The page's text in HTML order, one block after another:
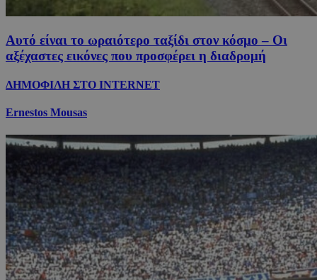
Αυτό είναι το ωραιότερο ταξίδι στον κόσμο – Οι
αξέχαστες εικόνες που προσφέρει η διαδρομή
ΔΗΜΟΦΙΛΗ ΣΤΟ INTERNET
Ernestos Mousas